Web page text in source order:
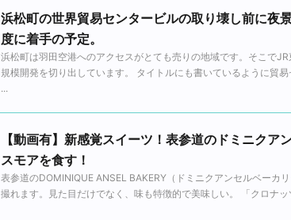
浜松町の世界貿易センタービルの取り壊し前に夜
度に着手の予定。
浜松町は羽田空港へのアクセスがとても売りの地域です。そこで
規模開発を切り出しています。 タイトルにも書いているように貿
...
【動画有】新感覚スイーツ！表参道のドミニクア
スモアを食す！
表参道のDOMINIQUE ANSEL BAKERY（ドミニクアンセルベーカ
撮れます。見た目だけでなく、味も特徴的で美味しい。 「クロナ